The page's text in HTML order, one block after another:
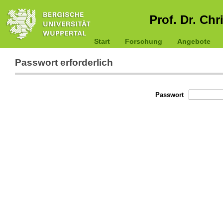
Prof. Dr.
Start Forschung Angebote
Passwort erforderlich
Passwort